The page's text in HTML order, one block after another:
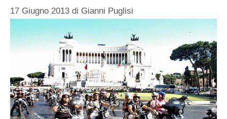
17 Giugno 2013 di Gianni Puglisi